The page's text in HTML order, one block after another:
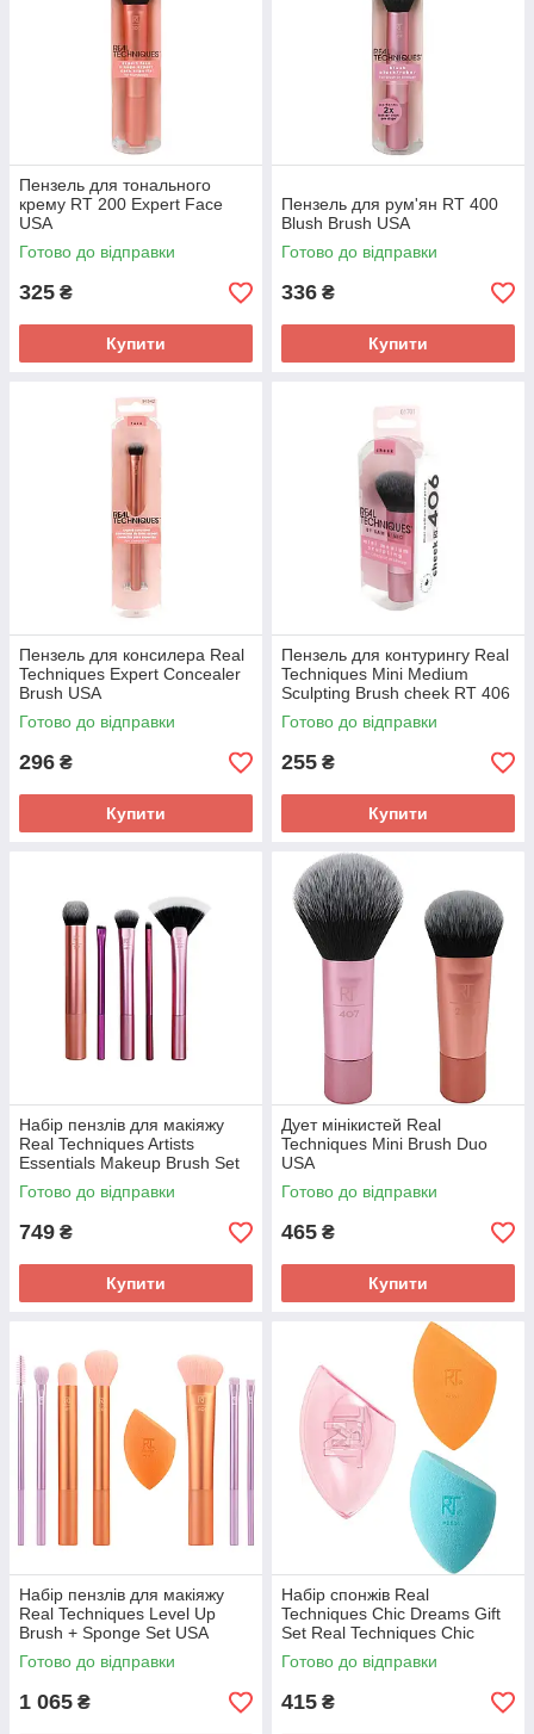
Пензель для тонального
крему RT 200 Expert Face
USA
Готово до відправки
325 ₴
Купити
Пензель для рум'ян RT 400
Blush Brush USA
Готово до відправки
336 ₴
Купити
Пензель для консилера Real
Techniques Expert Concealer
Brush USA
Готово до відправки
296 ₴
Купити
Пензель для контурингу Real
Techniques Mini Medium
Sculpting Brush cheek RT 406
USA
Готово до відправки
255 ₴
Купити
Набір пензлів для макіяжу
Real Techniques Artists
Essentials Makeup Brush Set
USA
Готово до відправки
749 ₴
Купити
Дует мінікистей Real
Techniques Mini Brush Duo
USA
Готово до відправки
465 ₴
Купити
Набір пензлів для макіяжу
Real Techniques Level Up
Brush + Sponge Set USA
Готово до відправки
1 065 ₴
Набір спонжів Real
Techniques Chic Dreams Gift
Set Real Techniques Chic
Dreams USA
Готово до відправки
415 ₴